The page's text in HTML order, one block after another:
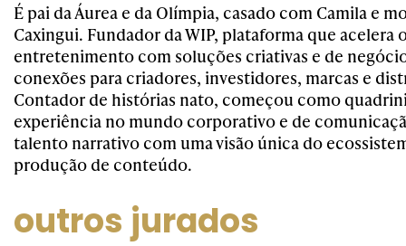
É pai da Áurea e da Olímpia, casado com Camila e
Caxingui. Fundador da WIP, plataforma que acelera
entretenimento com soluções criativas e de
conexões para criadores, investidores, marcas e
Contador de histórias nato, começou como
experiência no mundo corporativo e de
talento narrativo com uma visão única do
produção de conteúdo.
outros jurados